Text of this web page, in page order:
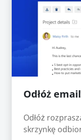
Odłóż
Odłóż
skrzynkę